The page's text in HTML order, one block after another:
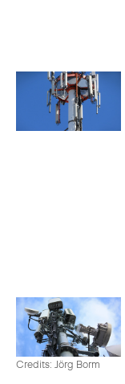
Credits: Jörg Borm